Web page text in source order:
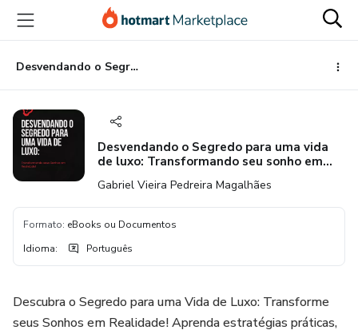
para
conteúdo
principal
para
pagamento
para
rodapé
Desvendando o Segredo para uma vida de luxo: Transformando seu sonho em realidade!
Desvendando o Segredo para uma vida
de luxo: Transformando seu sonho em
Gabriel Vieira Pedreira Magalhães
Formato: eBooks ou Documentos
Idioma: Português
Descubra o Segredo para uma Vida de Luxo: Transforme
seus Sonhos em Realidade! Aprenda estratégias práticas,